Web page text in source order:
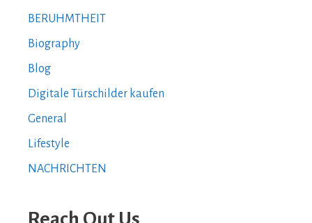
BERUHMTHEIT
Biography
Blog
Digitale Türschilder kaufen
General
Lifestyle
NACHRICHTEN
Reach Out Us